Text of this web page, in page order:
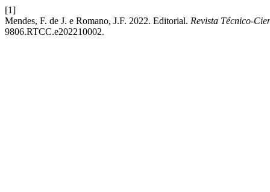
[1]
Mendes, F. de J. e Romano, J.F. 2022. Editorial. Revista Técnico-
9806.RTCC.e202210002.